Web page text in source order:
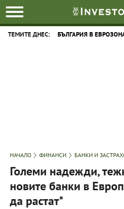
ТЕМИТЕ ДНЕС: БЪЛГАРИЯ В
НАЧАЛО ФИНАНСИ БАНКИ И
Големи надежди,
новите банки в
да растат*